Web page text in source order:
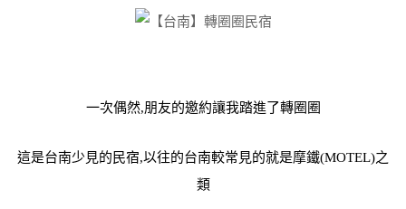
一次偶然,朋友的邀約讓我踏進了轉圈圈
這是台南少見的民宿,以往的台南較常見的就是摩鐵(MOTEL)之
類